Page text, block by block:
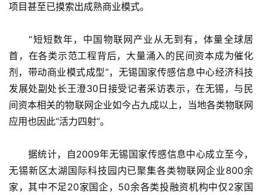
项目甚至已摸索出成熟商业模式。
“短短数年，中国物联网产业从无到有，体量全球居
首，在各类示范工程背后，大量涌入的民间资本成为催化
剂，带动商业模式成型”，无锡国家传感信息中心经济科技
发展处副处长王澄30日接受记者采访表示，在无锡，与民
间资本相关的物联网企业如今占九成以上，当地各类物联网
应用也因此“活力四射”。
据统计，自2009年无锡国家传感信息中心成立至今，
无锡新区太湖国际科技园内已聚集各类物联网企业800余
家，其中不足20家国企，50余各类投融资机构中仅2家国